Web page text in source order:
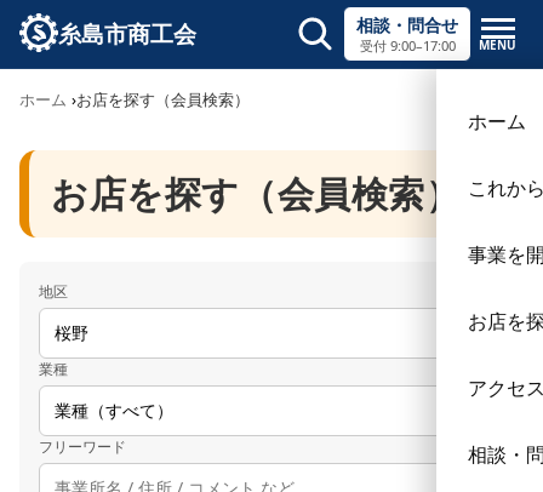
糸島市商工会 相談・問合せ
受付 9:00–17:00 MENU
サイト内検索
ホーム
これか
事業を
お店を
アクセ
相談・
ホーム お店を探す（会員検索）
お店を探す（会員検索）
地区
業種
フリーワード